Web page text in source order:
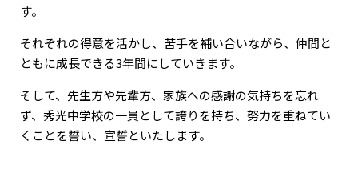
す。
それぞれの得意を活かし、苦手を補い合いながら、仲間と
ともに成長できる3年間にしていきます。
そして、先生方や先輩方、家族への感謝の気持ちを忘れ
ず、秀光中学校の一員として誇りを持ち、努力を重ねてい
くことを誓い、宣誓といたします。